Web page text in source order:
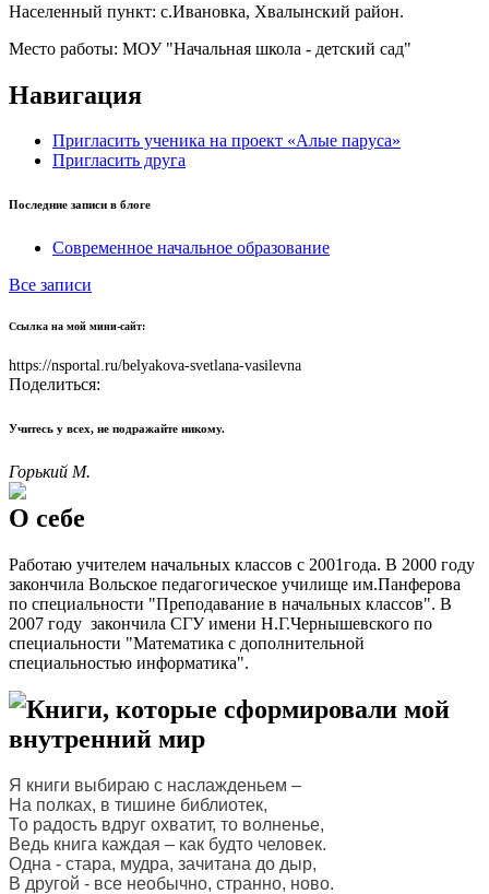
Населенный пункт: с.Ивановка, Хвалынский район.
Место работы: МОУ "Начальная школа - детский сад"
Навигация
Пригласить ученика на проект «Алые паруса»
Пригласить друга
Последние записи в блоге
Современное начальное образование
Все записи
Ссылка на мой мини-сайт:
https://nsportal.ru/belyakova-svetlana-vasilevna
Поделиться:
Учитесь у всех, не подражайте никому.
Горький М.
О себе
Работаю учителем начальных классов с 2001года. В 2000 году
закончила Вольское педагогическое училище им.Панферова
по специальности "Преподавание в начальных классов". В
2007 году закончила СГУ имени Н.Г.Чернышевского по
специальности "Математика с дополнительной
специальностью информатика".
Книги, которые сформировали мой
внутренний мир
Я книги выбираю с наслажденьем –
На полках, в тишине библиотек,
То радость вдруг охватит, то волненье,
Ведь книга каждая – как будто человек.
Одна - стара, мудра, зачитана до дыр,
В другой - все необычно, странно, ново.